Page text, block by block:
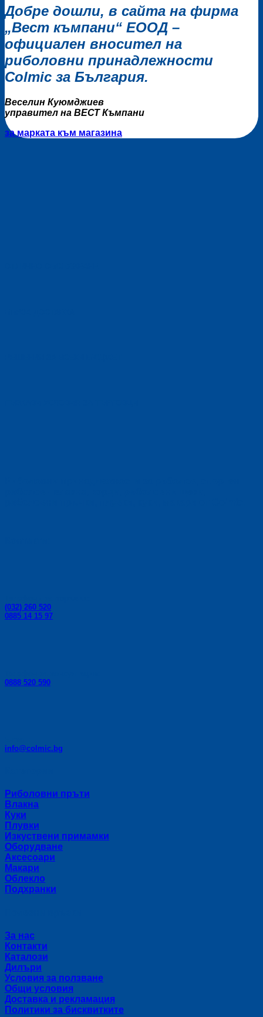
Добре дошли, в сайта на фирма
„Вест къмпани“ ЕООД –
официален вносител на
риболовни принадлежности
Colmic за България.
Веселин Куюмджиев
управител на ВЕСТ Къмпани
за марката към магазина
(032) 260 520
0885 14 15 97
0888 520 590
info@colmic.bg
Риболовни пръти
Влакна
Куки
Плувки
Изкуствени примамки
Оборудване
Аксесоари
Макари
Облекло
Подхранки
За нас
Контакти
Каталози
Дилъри
Условия за ползване
Общи условия
Доставка и рекламация
Политики за бисквитките